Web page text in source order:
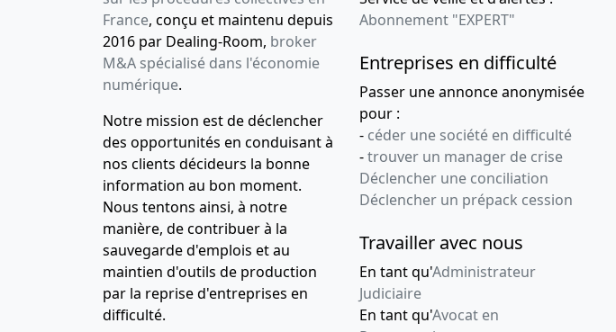
France, conçu et maintenu depuis
2016 par Dealing-Room, broker
M&A spécialisé dans l'économie
numérique.
Notre mission est de déclencher
des opportunités en conduisant à
nos clients décideurs la bonne
information au bon moment.
Nous tentons ainsi, à notre
manière, de contribuer à la
sauvegarde d'emplois et au
maintien d'outils de production
par la reprise d'entreprises en
difficulté.
Abonnement "EXPERT"
Entreprises en difficulté
Passer une annonce anonymisée
pour :
- céder une société en difficulté
-trouver un manager de crise
Déclencher une conciliation
Déclencher un prépack cession
Travailler avec nous
En tant qu'Administrateur
Judiciaire
En tant qu'Avocat en